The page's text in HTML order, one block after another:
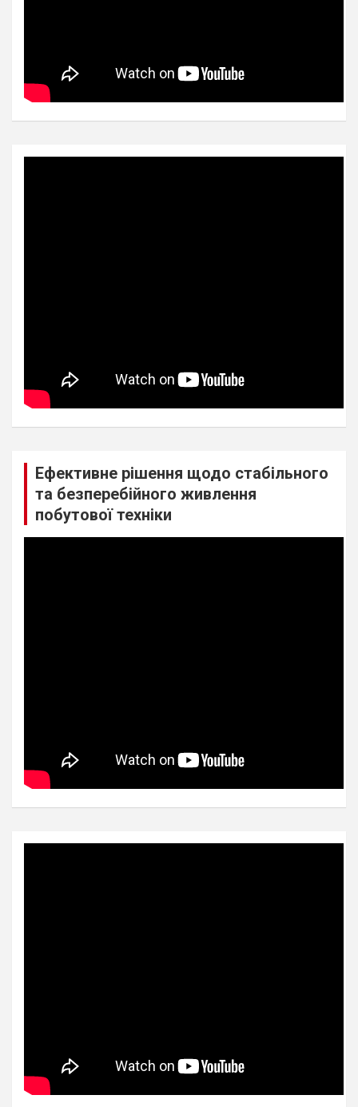
Ефективне рішення щодо стабільного
та безперебійного живлення
побутової техніки